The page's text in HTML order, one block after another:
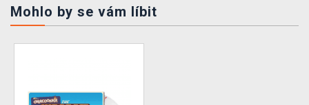
Mohlo by se vám líbit